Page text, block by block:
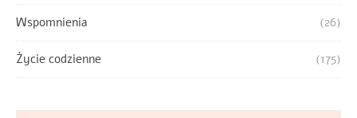
Wspomnienia (26)
Życie codzienne (175)